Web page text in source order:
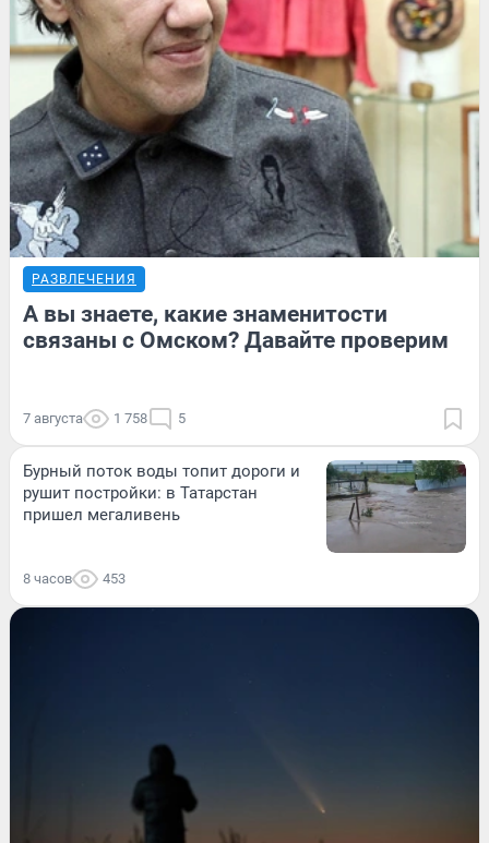
РАЗВЛЕЧЕНИЯ
А вы знаете, какие знаменитости
связаны с Омском? Давайте проверим
7 августа 1 758 5
Бурный поток воды топит дороги и
рушит постройки: в Татарстан
пришел мегаливень
8 часов 453